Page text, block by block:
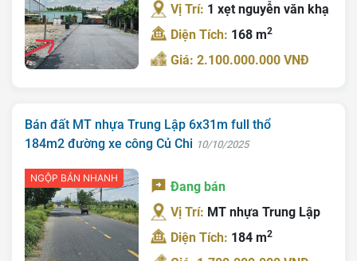
Vị Trí: 1 xẹt nguyễn văn khạ
Diện Tích: 168 m2
Giá: 2.100.000.000 VNĐ
Bán đất MT nhựa Trung Lập 6x31m full thổ
184m2 đường xe công Củ Chi 10/10/2025
NGỘP BÁN NHANH
Đang bán
Vị Trí: MT nhựa Trung Lập
Diện Tích: 184 m2